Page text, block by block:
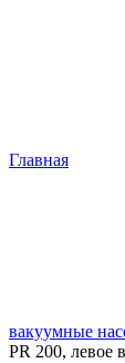
Главная
вакуумные
PR 200, левое